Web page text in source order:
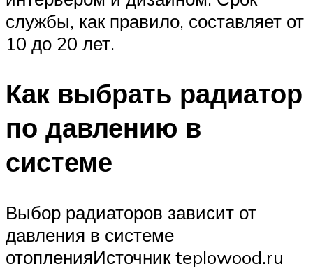
службы, как правило, составляет от
10 до 20 лет.
Как выбрать радиатор
по давлению в
системе
Выбор радиаторов зависит от
давления в системе
отопленияИсточник teplowood.ru